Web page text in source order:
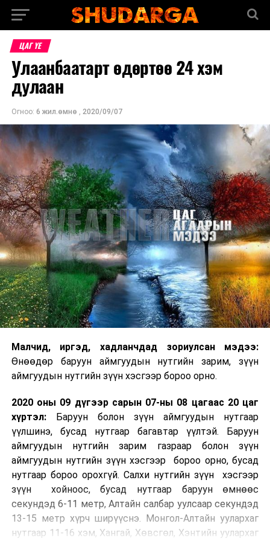
ЦАГ ҮЕ
Улаанбаатарт өдөртөө 24 хэм
дулаан
Огноо: 6 жил.өмнө , 2020/09/07
Малч­ид, иргэд, хадланчдад зориулсан мэдээ:
Өнөөдөр баруун аймгуудын нутгийн зарим, зүүн
аймгуудын нутгийн зүүн хэсгээр бороо орно.
2020 оны 09 дүгээр сарын 07-ны 08 цагаас 20 цаг
хүртэл:Баруун болон зүүн аймгуудын нутгаар
үүлшинэ, бусад нутгаар багавтар үүлтэй. Баруун
аймгуудын нутгийн зарим газраар болон зүүн
аймгуудын нутгийн зүүн хэсгээр бороо орно, бусад
нутгаар бороо орохгүй. Салхи нутгийн зүүн хэсгээр
зүүн хойноос, бусад нутгаар баруун өмнөөс
секундэд 6-11 метр, Алтайн салбар уулсаар секундэд
13-15 метр хүрч ширүүснэ. Монгол-Алтайн уулархаг
нутгаар 11-16 хэм, Хангай, Хөвсгөл, Хэнтийн уулархаг